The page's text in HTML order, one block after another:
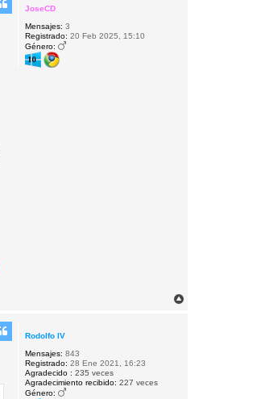
JoseCD
Mensajes: 3
Registrado: 20 Feb 2025, 15:10
Género:
Rodolfo IV
Mensajes: 843
Registrado: 28 Ene 2021, 16:23
Agradecido : 235 veces
Agradecimiento recibido: 227 veces
Género: